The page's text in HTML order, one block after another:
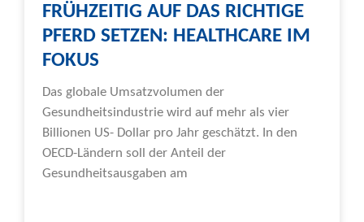
FRÜHZEITIG AUF DAS RICHTIGE
PFERD SETZEN: HEALTHCARE IM
FOKUS
Das globale Umsatzvolumen der
Gesundheitsindustrie wird auf mehr als vier
Billionen US- Dollar pro Jahr geschätzt. In den
OECD-Ländern soll der Anteil der
Gesundheitsausgaben am